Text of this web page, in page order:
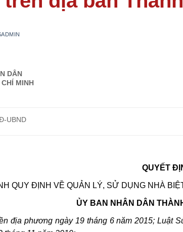
DÂN
MINH
UBND
QUYẾT
QUY ĐỊNH VỀ QUẢN LÝ, SỬ DỤNG NHÀ
ỦY BAN NHÂN DÂN
địa phương ngày 19 tháng 6 năm 2015; Luật